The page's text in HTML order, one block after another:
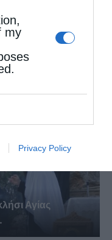
my
Privacy Policy
του Σωτήρος
Αγίας